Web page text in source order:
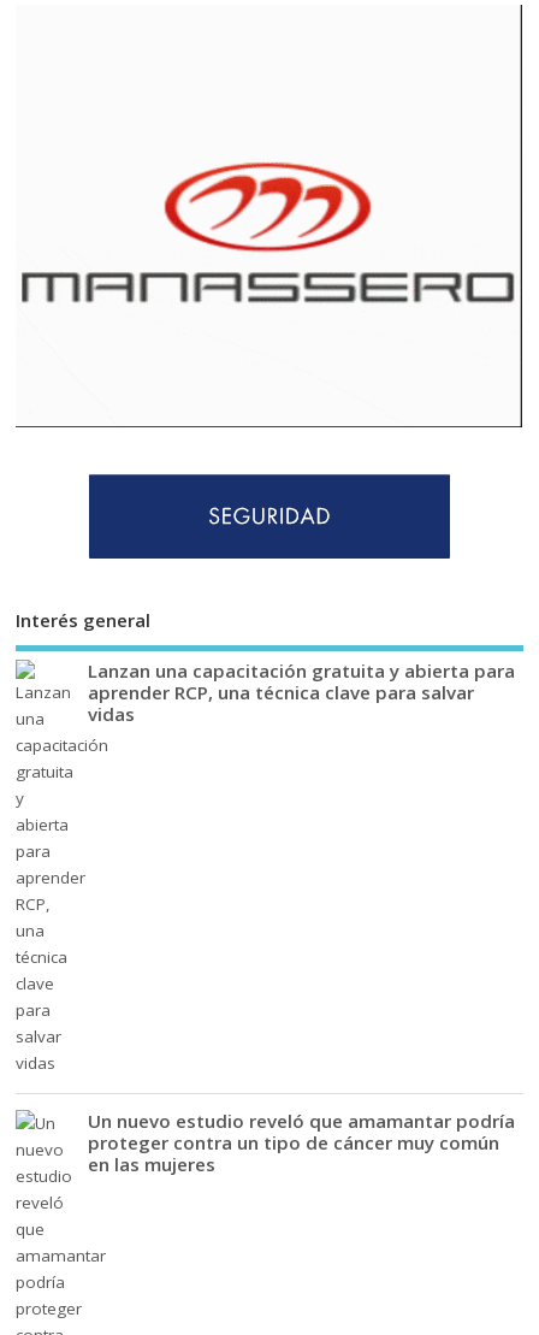
Interés general
Lanzan una capacitación gratuita y abierta para
aprender RCP, una técnica clave para salvar
vidas
Un nuevo estudio reveló que amamantar podría
proteger contra un tipo de cáncer muy común
en las mujeres